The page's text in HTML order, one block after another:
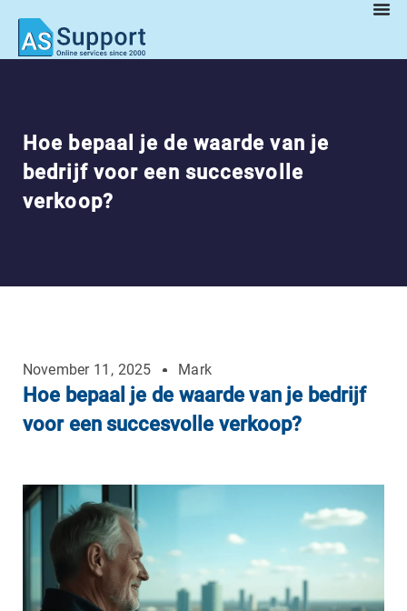
Hoe bepaal je de waarde van je
bedrijf voor een succesvolle
verkoop?
November 11, 2025 Mark
Hoe bepaal je de waarde van je bedrijf
voor een succesvolle verkoop?